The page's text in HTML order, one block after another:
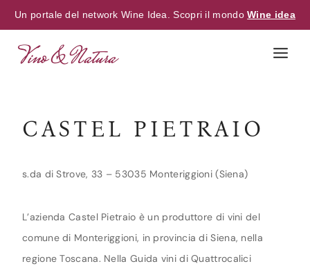
Un portale del network Wine Idea. Scopri il mondoWine idea
CASTEL PIETRAIO
s.da di Strove, 33 – 53035 Monteriggioni (Siena)
L’azienda Castel Pietraio è un produttore di vini del
comune di Monteriggioni, in provincia di Siena, nella
regione Toscana. Nella Guida vini di Quattrocalici